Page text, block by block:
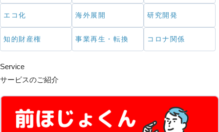
エコ化 海外展開 研究開発
知的財産権 事業再生・転換 コロナ関係
Service
サービスのご紹介